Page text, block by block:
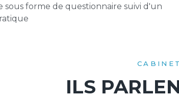
forme de questionnaire suivi d'un
ILS